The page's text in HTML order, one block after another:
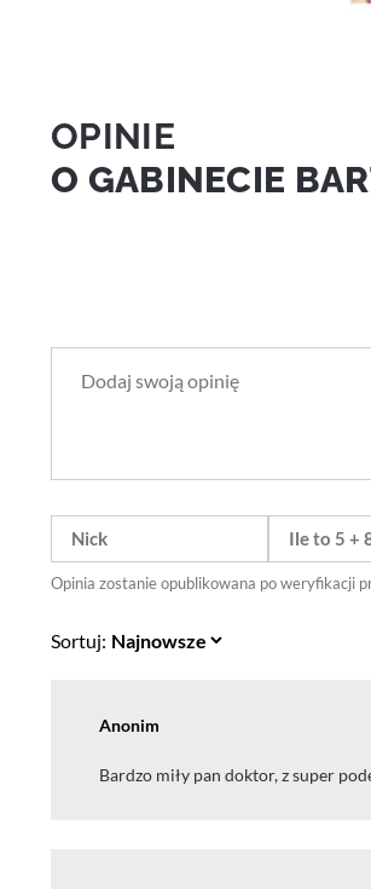
OPINIE
O GABINECIE
Opinia zostanie opublikowana po weryfikacji
Sortuj:
Anonim
Bardzo miły pan doktor, z super